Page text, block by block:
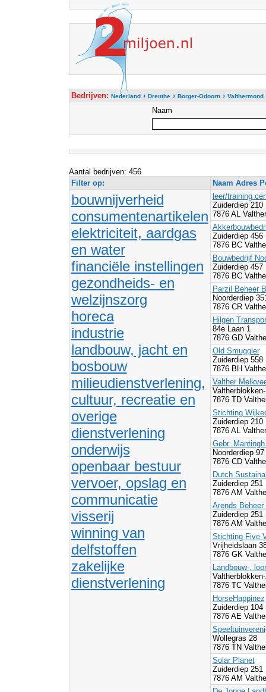
Bedrijven: Nederland› Drenthe› Borger-Odoorn› Valthermond
Naam
Aantal bedrijven: 456
Filter op:
Naam Adres
bouwnijverheid
consumentenartikelen
elektriciteit, aardgas
en water
financiële instellingen
gezondheids- en
welzijnszorg
horeca
industrie
landbouw, jacht en
bosbouw
milieudienstverlening,
cultuur, recreatie en
overige
dienstverlening
onderwijs
openbaar bestuur
vervoer, opslag en
communicatie
visserij
winning van
delfstoffen
zakelijke
dienstverlening
leer/training
Zuiderdiep 210
7876 AL
Zuiderdiep 456
7876 BC
Bouwbedrijf
Zuiderdiep 457
7876 BC
Parzil Beheer
Noorderdiep
7876 CR
Hilgen
84e Laan 1
7876 GD
Old Smuggler
Zuiderdiep 558
7876 BH
Valther
7876 TD
Stichting
Zuiderdiep 210
7876 AL
Gebr.
Noorderdiep 97
7876 CD
Dutch
Zuiderdiep 251
7876 AM
Arends Beheer
Zuiderdiep 251
7876 AM
Stichting Five
Vrijheidslaan
7876 GK
Landbouw-,
7876 TC
HorseHappinez
Zuiderdiep 104
7876 AE
Wollegras 28
7876 TN
Solar Planet
Zuiderdiep 251
7876 AM